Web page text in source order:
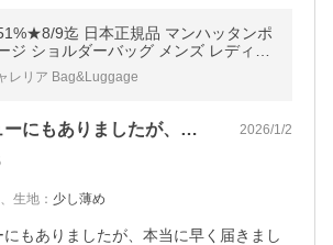
9迄 日本正規品 マンハッタンポ
ジ ショルダーバッグ メンズ レディー
軽量 Manhattan Portage 斜めがけ シ
ー MP1645
レリア Bag&Luggage
他の方のレビューにもありましたが、本当… 2026/1/2
、 生地 ： 少し薄め
もありましたが、本当に早く届きまし